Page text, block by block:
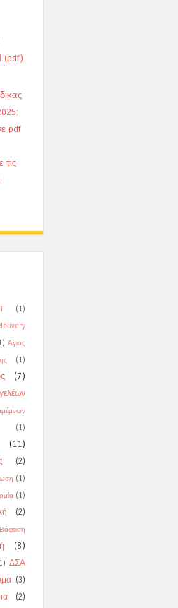
pdf
τις
(1)
delivery
Άγιος
(1)
(7)
(1)
(11)
(2)
(1)
(1)
(2)
Βάφτιση
(8)
ΔΣΑ
(3)
(2)